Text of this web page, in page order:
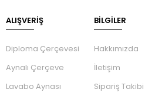
ALIŞVERİŞ
Diploma Çerçevesi
Aynalı Çerçeve
Lavabo Aynası
BILGILER
Hakkımızda
İletişim
Sipariş Takibi